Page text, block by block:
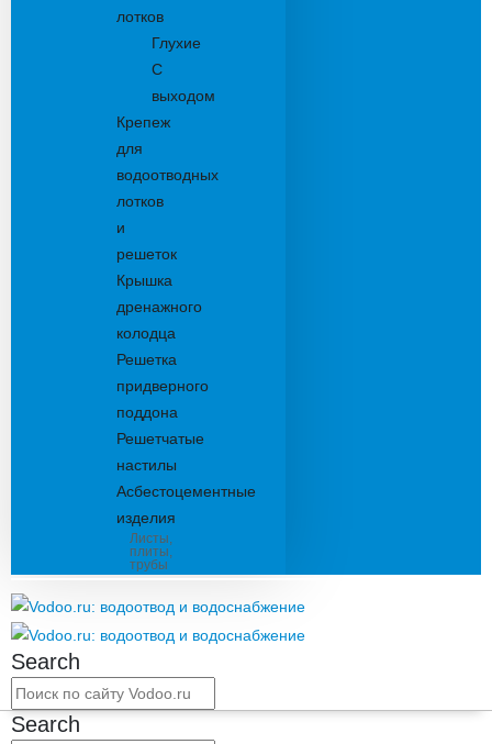
лотков
Глухие
С
выходом
Крепеж
для
водоотводных
лотков
и
решеток
Крышка
дренажного
колодца
Решетка
придверного
поддона
Решетчатые
настилы
Асбестоцементные
изделия
Листы,
плиты,
трубы
Search
Search